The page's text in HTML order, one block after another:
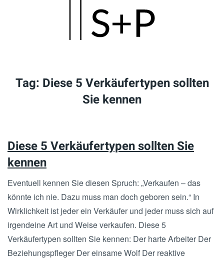
Tag: Diese 5 Verkäufertypen sollten
Sie kennen
Diese 5 Verkäufertypen sollten Sie
kennen
Eventuell kennen Sie diesen Spruch: „Verkaufen – das
könnte ich nie. Dazu muss man doch geboren sein.“ In
Wirklichkeit ist jeder ein Verkäufer und jeder muss sich auf
irgendeine Art und Weise verkaufen. Diese 5
Verkäufertypen sollten Sie kennen: Der harte Arbeiter Der
Beziehungspfleger Der einsame Wolf Der reaktive